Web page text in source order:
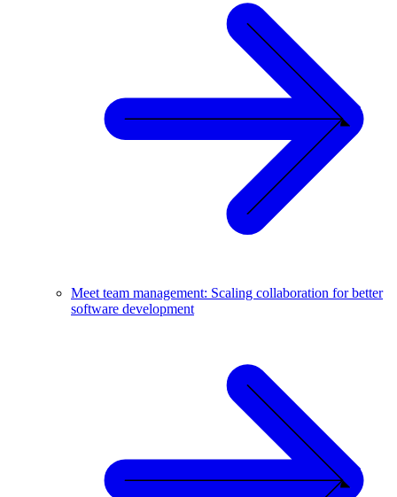
Meet team management: Scaling collaboration for better
software development